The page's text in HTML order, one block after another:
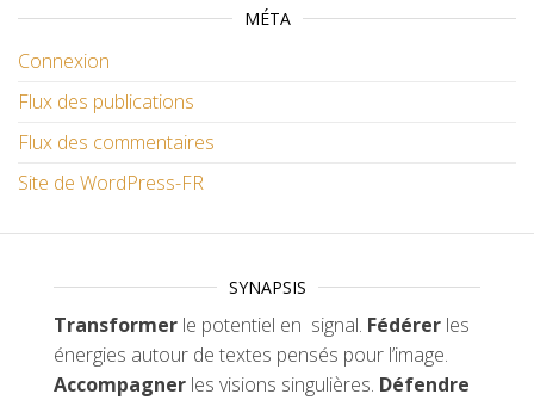
MÉTA
Connexion
Flux des publications
Flux des commentaires
Site de WordPress-FR
SYNAPSIS
Transformer le potentiel en signal. Fédérer les
énergies autour de textes pensés pour l’image.
Accompagner les visions singulières. Défendre